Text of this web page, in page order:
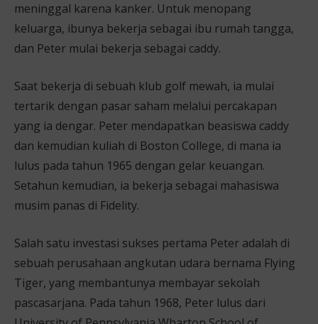
meninggal karena kanker. Untuk menopang
keluarga, ibunya bekerja sebagai ibu rumah tangga,
dan Peter mulai bekerja sebagai caddy.
Saat bekerja di sebuah klub golf mewah, ia mulai
tertarik dengan pasar saham melalui percakapan
yang ia dengar. Peter mendapatkan beasiswa caddy
dan kemudian kuliah di Boston College, di mana ia
lulus pada tahun 1965 dengan gelar keuangan.
Setahun kemudian, ia bekerja sebagai mahasiswa
musim panas di Fidelity.
Salah satu investasi sukses pertama Peter adalah di
sebuah perusahaan angkutan udara bernama Flying
Tiger, yang membantunya membayar sekolah
pascasarjana. Pada tahun 1968, Peter lulus dari